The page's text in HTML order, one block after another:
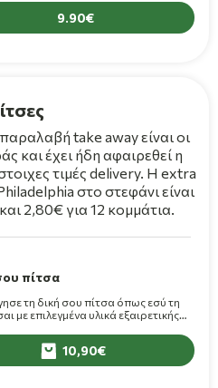
9.90
παραλαβή take away είναι οι
και έχει ήδη αφαιρεθεί η
τιμές delivery. Η extra
στο στεφάνι είναι
2,80€ για 12 κομμάτια.
πίτσα
τη δική σου πίτσα όπως εσύ τη
με επιλεγμένα υλικά εξαιρετικής
10,90